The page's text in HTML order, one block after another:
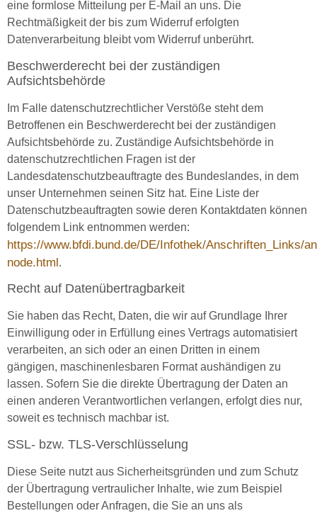
eine formlose Mitteilung per E-Mail an uns. Die
Rechtmäßigkeit der bis zum Widerruf erfolgten
Datenverarbeitung bleibt vom Widerruf unberührt.
Beschwerderecht bei der zuständigen
Aufsichtsbehörde
Im Falle datenschutzrechtlicher Verstöße steht dem
Betroffenen ein Beschwerderecht bei der zuständigen
Aufsichtsbehörde zu. Zuständige Aufsichtsbehörde in
datenschutzrechtlichen Fragen ist der
Landesdatenschutzbeauftragte des Bundeslandes, in dem
unser Unternehmen seinen Sitz hat. Eine Liste der
Datenschutzbeauftragten sowie deren Kontaktdaten können
folgendem Link entnommen werden:
https://www.bfdi.bund.de/DE/Infothek/Anschriften_Links/
node.html.
Recht auf Datenübertragbarkeit
Sie haben das Recht, Daten, die wir auf Grundlage Ihrer
Einwilligung oder in Erfüllung eines Vertrags automatisiert
verarbeiten, an sich oder an einen Dritten in einem
gängigen, maschinenlesbaren Format aushändigen zu
lassen. Sofern Sie die direkte Übertragung der Daten an
einen anderen Verantwortlichen verlangen, erfolgt dies nur,
soweit es technisch machbar ist.
SSL- bzw. TLS-Verschlüsselung
Diese Seite nutzt aus Sicherheitsgründen und zum Schutz
der Übertragung vertraulicher Inhalte, wie zum Beispiel
Bestellungen oder Anfragen, die Sie an uns als